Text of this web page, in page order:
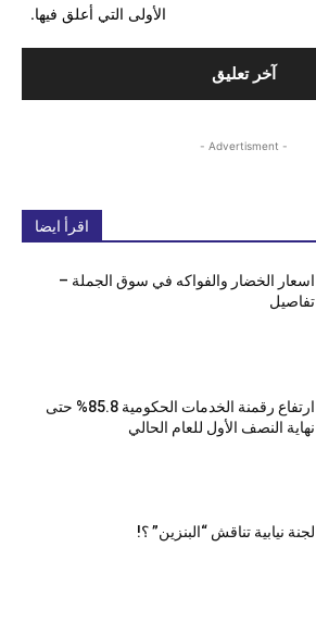
الأولى التي أعلق فيها.
- Advertisment -
اقرأ ايضا
اسعار الخضار والفواكه في سوق الجملة –
تفاصيل
ارتفاع رقمنة الخدمات الحكومية 85.8% حتى
نهاية النصف الأول للعام الحالي
لجنة نيابية تناقش “البنزين” ؟!